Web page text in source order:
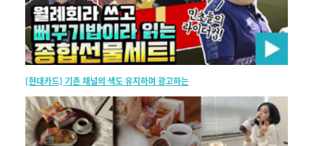
[현대카드] 기존 채널의 색도 유지하며 광고하는